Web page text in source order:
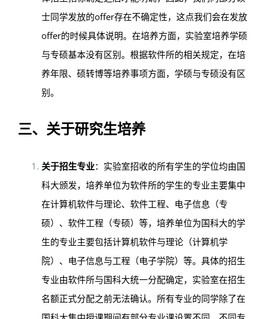
士同学发放的offer存在不确定性，这点我们会在发放
offer的时候具体说明。在培养方面，实验室培养学硕
与专硕基本没有区别。根据软件所的相关规定，在培
养年限、硕转博等培养事项方面，学硕与专硕没有区
别。
三、关于研究生培养
关于招生专业：实验室招收的所有学生的学位均由国
科大颁发，培养单位为软件所的学生的专业主要集中
在计算机软件与理论、软件工程、电子信息（专
硕）、软件工程（专硕）等，培养单位为国科大的学
生的专业主要包括计算机软件与理论（计算机学
院）、电子信息与工程（电子学院）等。具体的招生
专业由软件所与国科大统一分配确定，实验室在招生
名额正式分配之前无法确认。所有专业的同学除了在